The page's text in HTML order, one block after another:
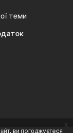
ви погоджуєтеся
x
теми